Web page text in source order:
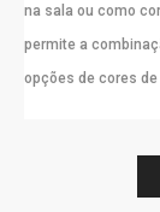
na sala ou como
permite a
opções de cores